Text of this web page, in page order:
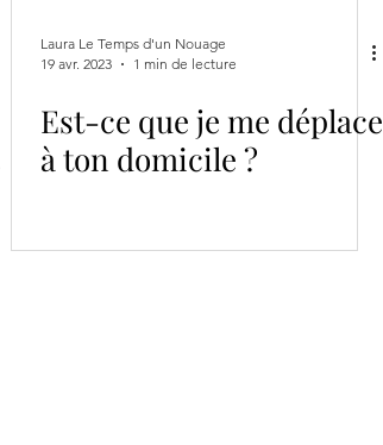
Laura Le Temps d'un Nouage
19 avr. 2023
1 min de lecture
Est-ce que je me déplace
à ton domicile ?